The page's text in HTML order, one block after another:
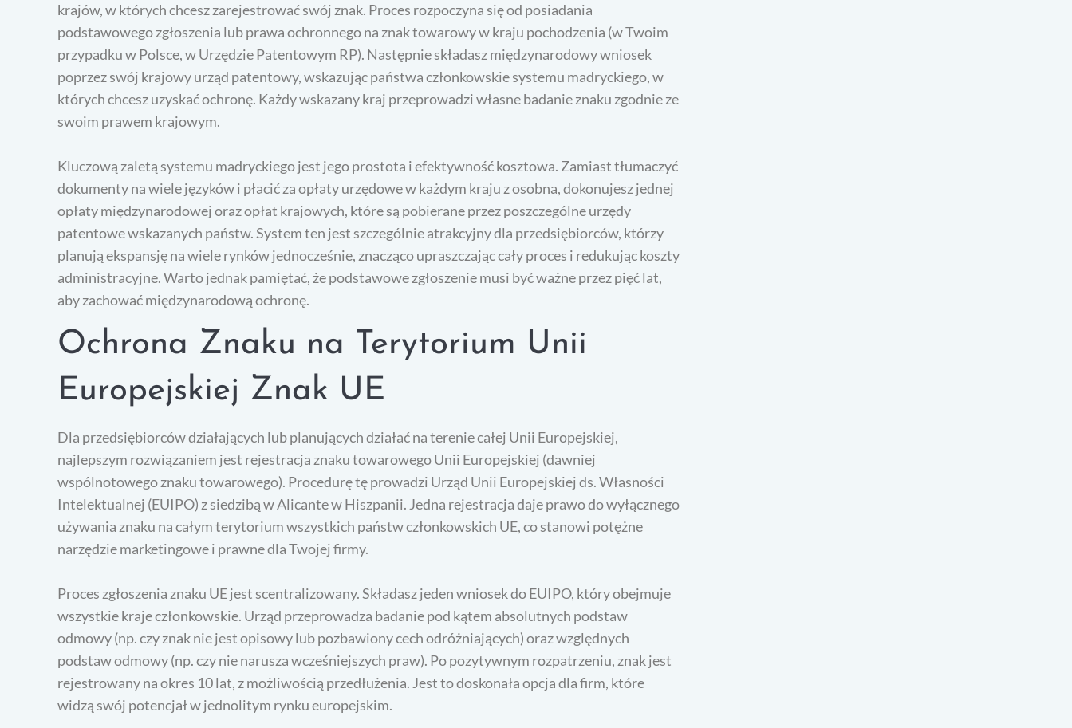
krajów, w których chcesz zarejestrować swój znak. Proces rozpoczyna się od posiadania
podstawowego zgłoszenia lub prawa ochronnego na znak towarowy w kraju pochodzenia (w Twoim
przypadku w Polsce, w Urzędzie Patentowym RP). Następnie składasz międzynarodowy wniosek
poprzez swój krajowy urząd patentowy, wskazując państwa członkowskie systemu madryckiego, w
których chcesz uzyskać ochronę. Każdy wskazany kraj przeprowadzi własne badanie znaku zgodnie ze
swoim prawem krajowym.
Kluczową zaletą systemu madryckiego jest jego prostota i efektywność kosztowa. Zamiast tłumaczyć
dokumenty na wiele języków i płacić za opłaty urzędowe w każdym kraju z osobna, dokonujesz jednej
opłaty międzynarodowej oraz opłat krajowych, które są pobierane przez poszczególne urzędy
patentowe wskazanych państw. System ten jest szczególnie atrakcyjny dla przedsiębiorców, którzy
planują ekspansję na wiele rynków jednocześnie, znacząco upraszczając cały proces i redukując koszty
administracyjne. Warto jednak pamiętać, że podstawowe zgłoszenie musi być ważne przez pięć lat,
aby zachować międzynarodową ochronę.
Ochrona Znaku na Terytorium Unii
Europejskiej Znak UE
Dla przedsiębiorców działających lub planujących działać na terenie całej Unii Europejskiej,
najlepszym rozwiązaniem jest rejestracja znaku towarowego Unii Europejskiej (dawniej
wspólnotowego znaku towarowego). Procedurę tę prowadzi Urząd Unii Europejskiej ds. Własności
Intelektualnej (EUIPO) z siedzibą w Alicante w Hiszpanii. Jedna rejestracja daje prawo do wyłącznego
używania znaku na całym terytorium wszystkich państw członkowskich UE, co stanowi potężne
narzędzie marketingowe i prawne dla Twojej firmy.
Proces zgłoszenia znaku UE jest scentralizowany. Składasz jeden wniosek do EUIPO, który obejmuje
wszystkie kraje członkowskie. Urząd przeprowadza badanie pod kątem absolutnych podstaw
odmowy (np. czy znak nie jest opisowy lub pozbawiony cech odróżniających) oraz względnych
podstaw odmowy (np. czy nie narusza wcześniejszych praw). Po pozytywnym rozpatrzeniu, znak jest
rejestrowany na okres 10 lat, z możliwością przedłużenia. Jest to doskonała opcja dla firm, które
widzą swój potencjał w jednolitym rynku europejskim.